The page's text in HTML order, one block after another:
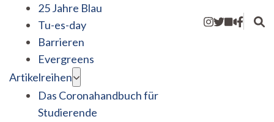
25 Jahre Blau
Tu-es-day
Barrieren
Evergreens
Artikelreihen
Das Coronahandbuch für
Studierende